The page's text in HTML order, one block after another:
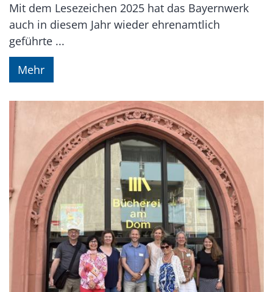
Mit dem Lesezeichen 2025 hat das Bayernwerk
auch in diesem Jahr wieder ehrenamtlich
geführte ...
Mehr